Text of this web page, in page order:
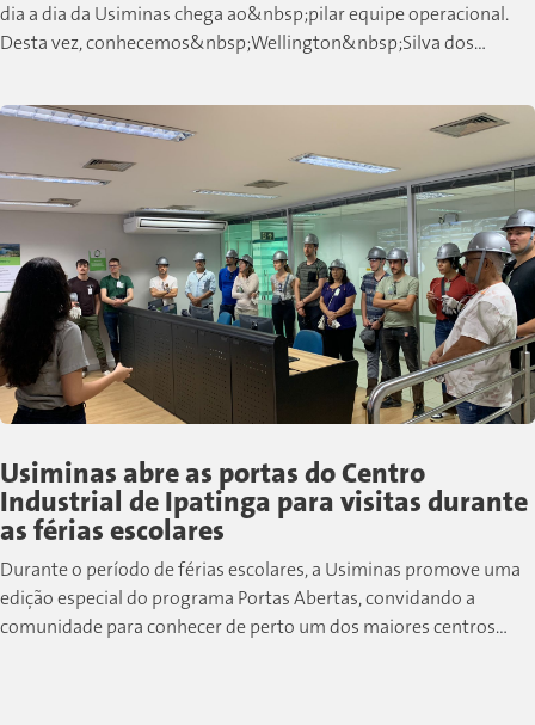
dia a dia da Usiminas chega ao&nbsp;pilar equipe operacional.
Desta vez, conhecemos&nbsp;Wellington&nbsp;Silva dos
Usiminas abre as portas do Centro
Industrial de Ipatinga para visitas durante
as férias escolares
Durante o período de férias escolares, a Usiminas promove uma
edição especial do programa Portas Abertas, convidando a
comunidade para conhecer de perto um dos maiores centros